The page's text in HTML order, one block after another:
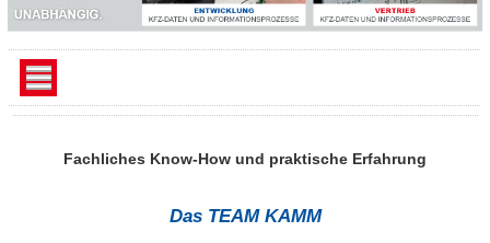
Willkommen
easy-car-repair
Fachliches Know-How und praktische Erfahrung
Das TEAM KAMM